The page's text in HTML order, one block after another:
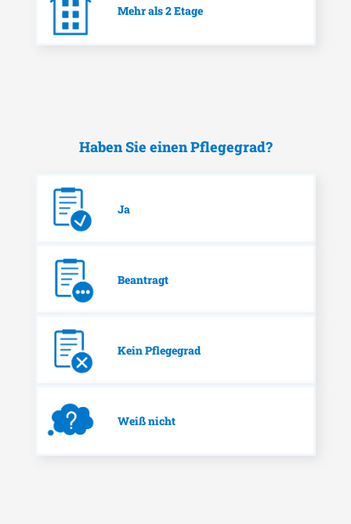
Mehr als 2 Etage
Haben Sie einen Pflegegrad?
Ja
Beantragt
Kein Pflegegrad
Weiß nicht